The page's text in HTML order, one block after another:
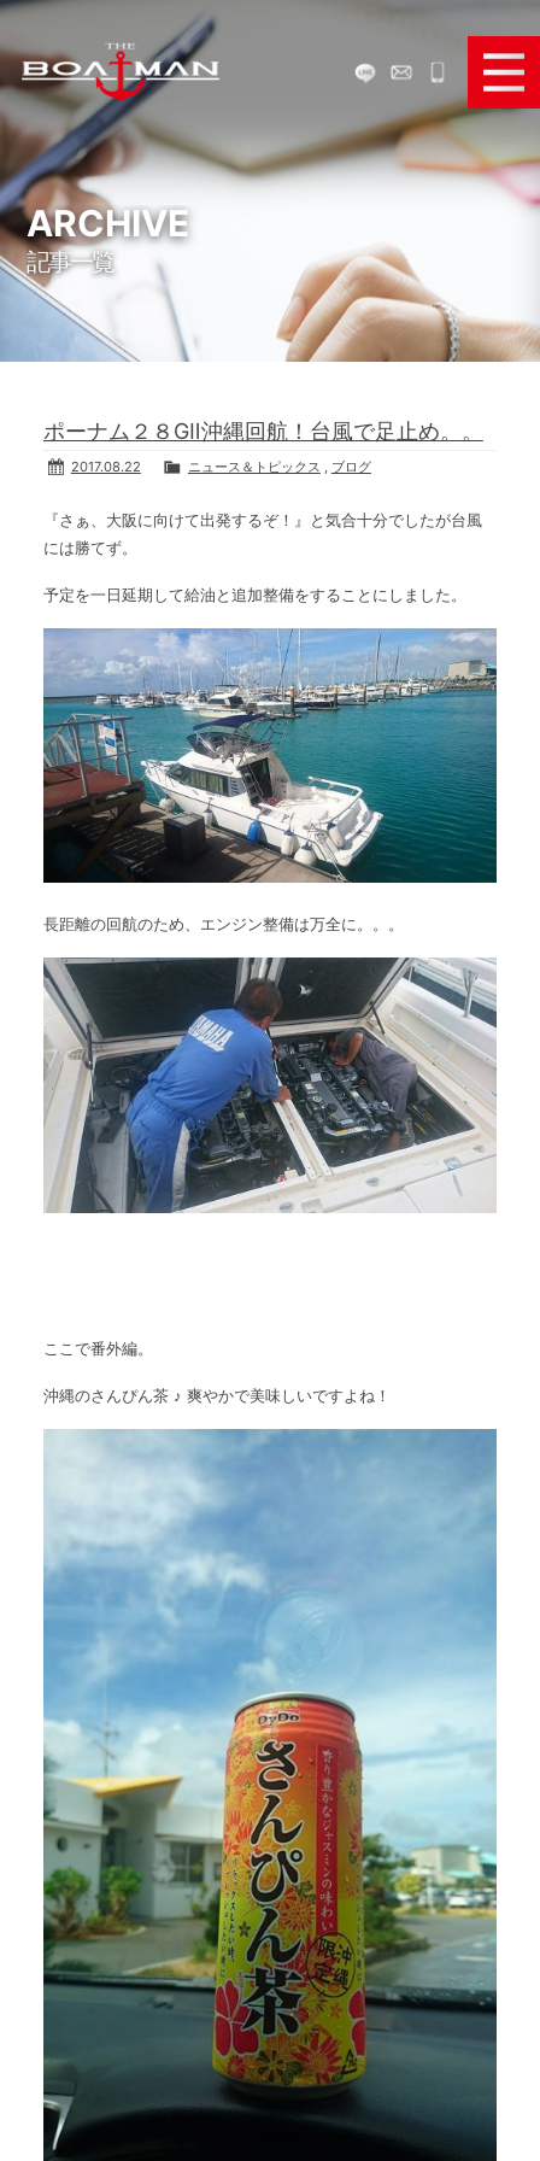
ボートで遊ぶ
ボートを買う
ボートを売る
ボートパーツ販売
お役立ち情報
メディア＆SNS
ARCHIVE
記事一覧
ポーナム２８GⅡ沖縄回航！台風で足止め。。
2017.08.22 ニュース＆トピックス ブログ
『さぁ、大阪に向けて出発するぞ！』と気合十分でしたが台風
には勝てず。
予定を一日延期して給油と追加整備をすることにしました。
長距離の回航のため、エンジン整備は万全に。。。
ここで番外編。
沖縄のさんぴん茶 ♪ 爽やかで美味しいですよね！